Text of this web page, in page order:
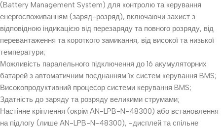
(Battery Management System) для контролю та керування
енергоспоживанням (заряд-розряд), включаючи захист з
відповідною індикацією від перезаряду та повного розряду, від
перевантаження та короткого замикання, від високої та низької
температури;
Можливість паралельного підключення до 16 акумуляторних
батарей з автоматичним поєднанням їх систем керування BMS;
Високопродуктивний процесор системи керування BMS;
Здатність до заряду та розряду великими струмами;
Настінне кріплення (окрім AN-LPB-N-48300) або встановлення
на підлогу (лише AN-LPB-N-48300), -дисплей та спільне